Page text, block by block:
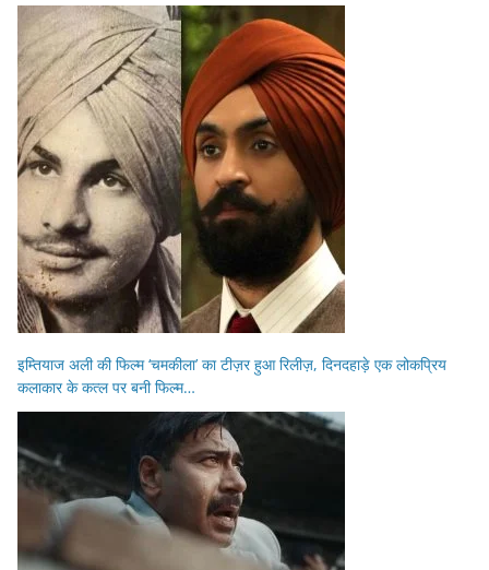
इम्तियाज अली की फिल्म ‘चमकीला’ का टीज़र हुआ रिलीज़, दिनदहाड़े एक लोकप्रिय
कलाकार के कत्ल पर बनी फिल्म…